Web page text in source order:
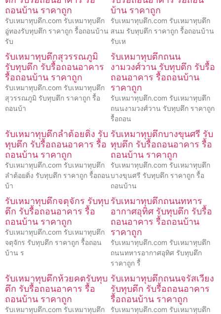
ถอนบ้าน ราคาถูก
รับเหมาทุบตึก.com รับเหมาทุบตึก
อู่ทองรับทุบตึก ราคาถูก รื้อถอนบ้าน
รับ
บ้าน ราคาถูก
รับเหมาทุบตึก.com รับเหมาทุบตึก
สนม รับทุบตึก ราคาถูก รื้อถอนบ้าน
รับเห
รับเหมาทุบตึกสุวรรณภูมิ
รับทุบตึก รับรื้อถอนอาคาร
รื้อถอนบ้าน ราคาถูก
รับเหมาทุบตึก.com รับเหมาทุบตึก
สุวรรณภูมิ รับทุบตึก ราคาถูก รื้อ
ถอนบ้า
รับเหมาทุบตึกถนน
งามวงศ์วาน รับทุบตึก รับรื้อ
ถอนอาคาร รื้อถอนบ้าน
ราคาถูก
รับเหมาทุบตึก.com รับเหมาทุบตึก
ถนนงามวงศ์วาน รับทุบตึก ราคาถูก
รื้อถอน
รับเหมาทุบตึกลำต้อยติ่ง รับ
ทุบตึก รับรื้อถอนอาคาร รื้อ
ถอนบ้าน ราคาถูก
รับเหมาทุบตึก.com รับเหมาทุบตึก
ลำต้อยติ่ง รับทุบตึก ราคาถูก รื้อถอน
บ้า
รับเหมาทุบตึกบางขุนศรี รับ
ทุบตึก รับรื้อถอนอาคาร รื้อ
ถอนบ้าน ราคาถูก
รับเหมาทุบตึก.com รับเหมาทุบตึก
บางขุนศรี รับทุบตึก ราคาถูก รื้อ
ถอนบ้าน
รับเหมาทุบตึกจตุจักร รับทุบ
ตึก รับรื้อถอนอาคาร รื้อ
ถอนบ้าน ราคาถูก
รับเหมาทุบตึก.com รับเหมาทุบตึก
จตุจักร รับทุบตึก ราคาถูก รื้อถอน
บ้าน ร
รับเหมาทุบตึกถนนทหาร
อากาศอุทิศ รับทุบตึก รับรื้อ
ถอนอาคาร รื้อถอนบ้าน
ราคาถูก
รับเหมาทุบตึก.com รับเหมาทุบตึก
ถนนทหารอากาศอุทิศ รับทุบตึก
ราคาถูก รื้
รับเหมาทุบตึกห้วยคตรับทุบ
ตึก รับรื้อถอนอาคาร รื้อ
ถอนบ้าน ราคาถูก
รับเหมาทุบตึก.com รับเหมาทุบตึก
รับเหมาทุบตึกถนนจรัสเวียง
รับทุบตึก รับรื้อถอนอาคาร
รื้อถอนบ้าน ราคาถูก
รับเหมาทุบตึก.com รับเหมาทุบตึก